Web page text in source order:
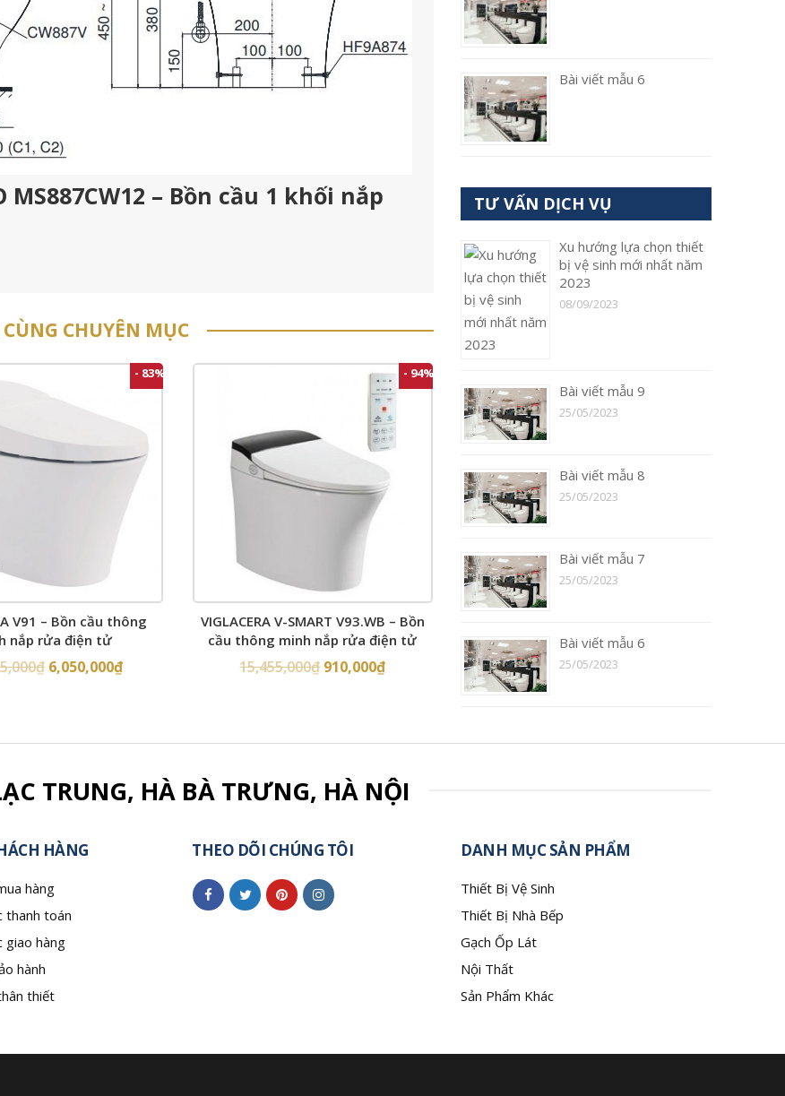
– Bồn cầu 1 khối nắp
CHUYÊN MỤC
- 83%
V91 – Bồn cầu thông
nắp rửa điện tử
₫ 6,050,000₫
- 94%
VIGLACERA V-SMART V93.WB – Bồn
cầu thông minh nắp rửa điện tử
15,455,000₫ 910,000₫
Bài viết mẫu 6
TƯ VẤN DỊCH VỤ
Xu hướng lựa chọn thiết
bị vệ sinh mới nhất năm
2023
08/09/2023
Bài viết mẫu 9
25/05/2023
Bài viết mẫu 8
25/05/2023
Bài viết mẫu 7
25/05/2023
Bài viết mẫu 6
25/05/2023
TRUNG, HÀ BÀ TRƯNG, HÀ NỘI
HÀNG
hàng
thanh toán
giao hàng
hành
thiết
THEO DÕI CHÚNG TÔI DANH MỤC SẢN PHẨM
Thiết Bị Vệ Sinh
Thiết Bị Nhà Bếp
Gạch Ốp Lát
Nội Thất
Sản Phẩm Khác